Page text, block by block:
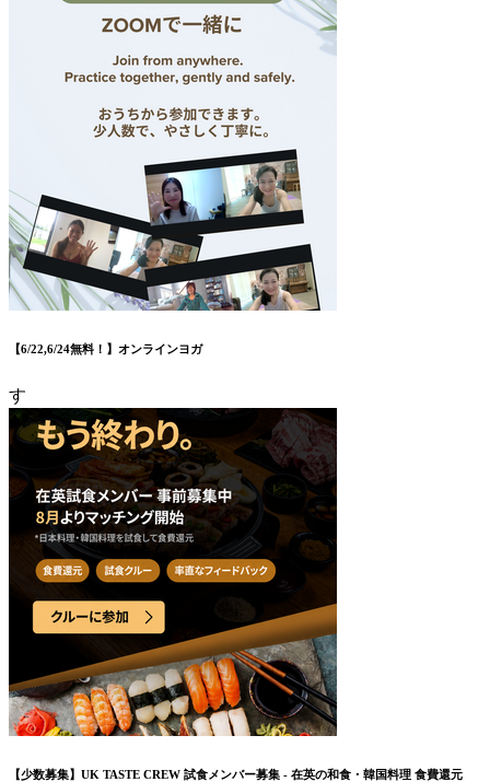
【6/22,6/24無料！】オンラインヨガ
す
【少数募集】UK TASTE CREW 試食メンバー募集 - 在英の和食・韓国料理 食費還元